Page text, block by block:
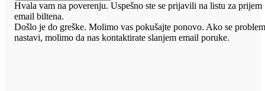
Hvala vam na poverenju. Uspešno ste se prijavili na listu za prijem
email biltena.
Došlo je do greške. Molimo vas pokušajte ponovo. Ako se
nastavi, molimo da nas kontaktirate slanjem email poruke.